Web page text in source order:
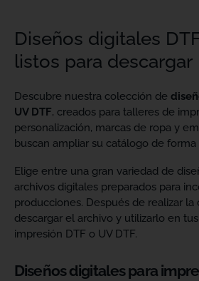
Diseños digitales
listos para descargar
Descubre nuestra colección de
UV DTF, creados para talleres de
personalización, marcas de ropa y
buscan ampliar su catálogo de forma
Elige entre una gran variedad de
archivos digitales preparados para
producciones. Después de realizar la
descargar el archivo y utilizarlo en
impresión DTF o UV DTF.
Diseños digitales para